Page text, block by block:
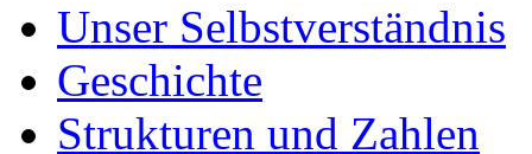
Unser Selbstverständnis
Geschichte
Strukturen und Zahlen